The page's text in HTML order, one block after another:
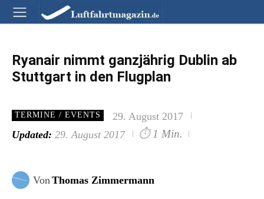
Ryanair nimmt ganzjährig Dublin ab
Stuttgart in den Flugplan
TERMINE / EVENTS
29. August 2017
Updated: 29. August 2017 ⏱ 1 Min.
VonThomas Zimmermann